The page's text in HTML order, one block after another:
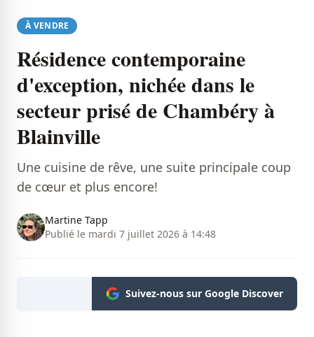
À VENDRE
Résidence contemporaine
d'exception, nichée dans le
secteur prisé de Chambéry à
Blainville
Une cuisine de rêve, une suite principale coup
de cœur et plus encore!
Martine Tapp
Publié le mardi 7 juillet 2026 à 14:48
Suivez-nous sur Google Discover